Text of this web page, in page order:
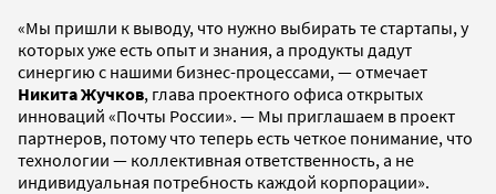
«Мы пришли к выводу, что нужно выбирать те стартапы, у
которых уже есть опыт и знания, а продукты дадут
синергию с нашими бизнес-процессами, — отмечает
Никита Жучков, глава проектного офиса открытых
инноваций «Почты России». — Мы приглашаем в проект
партнеров, потому что теперь есть четкое понимание, что
технологии — коллективная ответственность, а не
индивидуальная потребность каждой корпорации».